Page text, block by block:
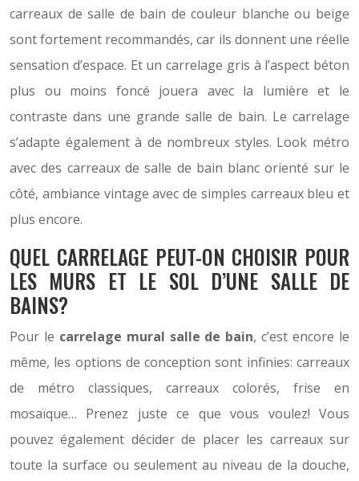
carreaux de salle de bain de couleur blanche ou beige
sont fortement recommandés, car ils donnent une réelle
sensation d’espace. Et un carrelage gris à l’aspect béton
plus ou moins foncé jouera avec la lumière et le
contraste dans une grande salle de bain. Le carrelage
s’adapte également à de nombreux styles. Look métro
avec des carreaux de salle de bain blanc orienté sur le
côté, ambiance vintage avec de simples carreaux bleu et
plus encore.
QUEL CARRELAGE PEUT-ON CHOISIR POUR
LES MURS ET LE SOL D’UNE SALLE DE
BAINS?
Pour le carrelage mural salle de bain, c’est encore le
même, les options de conception sont infinies: carreaux
de métro classiques, carreaux colorés, frise en
mosaïque… Prenez juste ce que vous voulez! Vous
pouvez également décider de placer les carreaux sur
toute la surface ou seulement au niveau de la douche,